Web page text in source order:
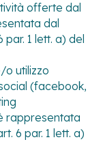
offerte dal
dal
1 lett. a) del
utilizzo
(facebook,
rappresentata
6 par. 1 lett. a)